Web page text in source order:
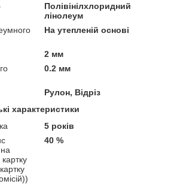
Полівінілхлоридний
лінолеум
На утепленій основі
2 мм
0.2 мм
Рулон, Відріз
характеристики
5 років
40 %